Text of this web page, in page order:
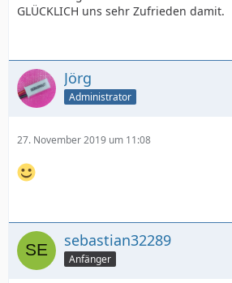
GLÜCKLICH uns sehr Zufrieden damit.
Jörg
Administrator
27. November 2019 um 11:08
sebastian32289
Anfänger